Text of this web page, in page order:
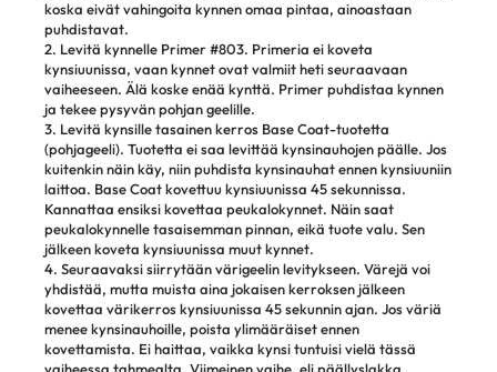
koska eivät vahingoita kynnen omaa pintaa, ainoastaan
puhdistavat.
2. Levitä kynnelle Primer #803. Primeria ei koveta
kynsiuunissa, vaan kynnet ovat valmiit heti seuraavaan
vaiheeseen. Älä koske enää kynttä. Primer puhdistaa kynnen
ja tekee pysyvän pohjan geelille.
3. Levitä kynsille tasainen kerros Base Coat-tuotetta
(pohjageeli). Tuotetta ei saa levittää kynsinauhojen päälle. Jos
kuitenkin näin käy, niin puhdista kynsinauhat ennen kynsiuuniin
laittoa. Base Coat kovettuu kynsiuunissa 45 sekunnissa.
Kannattaa ensiksi kovettaa peukalokynnet. Näin saat
peukalokynnelle tasaisemman pinnan, eikä tuote valu. Sen
jälkeen koveta kynsiuunissa muut kynnet.
4. Seuraavaksi siirrytään värigeelin levitykseen. Värejä voi
yhdistää, mutta muista aina jokaisen kerroksen jälkeen
kovettaa värikerros kynsiuunissa 45 sekunnin ajan. Jos väriä
menee kynsinauhoille, poista ylimääräiset ennen
kovettamista. Ei haittaa, vaikka kynsi tuntuisi vielä tässä